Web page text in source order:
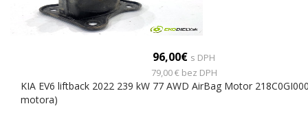
96,00€ s DPH
79,00 € bez DPH
KIA EV6 liftback 2022 239 kW 77 AWD AirBag Motor
motora)